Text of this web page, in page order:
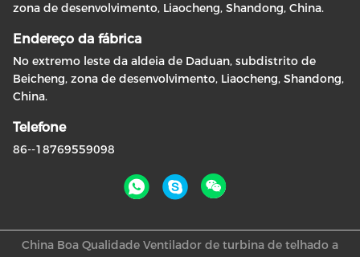
zona de desenvolvimento, Liaocheng, Shandong, China.
Endereço da fábrica
No extremo leste da aldeia de Daduan, subdistrito de
Beicheng, zona de desenvolvimento, Liaocheng, Shandong,
China.
Telefone
86--18769559098
China Boa Qualidade Ventilador de turbina de telhado a